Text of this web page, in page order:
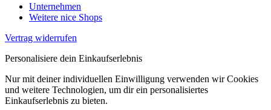
Unternehmen
Weitere nice Shops
Vertrag widerrufen
Personalisiere dein Einkaufserlebnis
Nur mit deiner individuellen Einwilligung verwenden wir Cookies
und weitere Technologien, um dir ein personalisiertes
Einkaufserlebnis zu bieten.